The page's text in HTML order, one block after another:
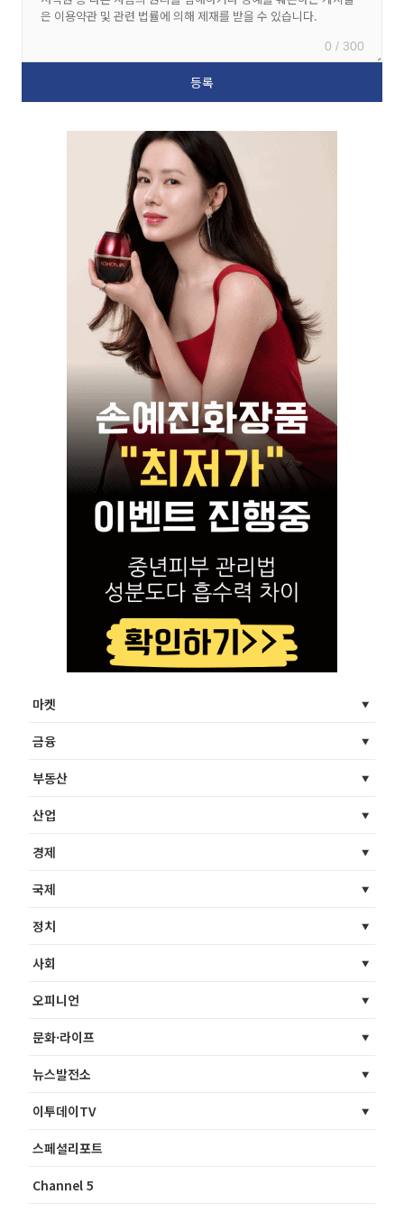
0 / 300
마켓
금융
부동산
산업
경제
국제
정치
사회
오피니언
문화·라이프
뉴스발전소
이투데이TV
스페셜리포트
Channel 5